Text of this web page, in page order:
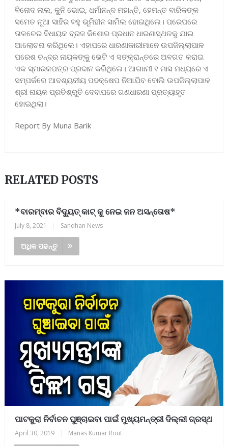
ବିନୋଦ ଲାଲ, କୁନି ଭୋଇ, ଧର୍ମାନନ୍ଦ ମହାନ୍ତି, ହେମନ୍ତ ବାରିକଙ୍କ
ସମେତ ନୂଆ ସାହିର ବହୁ ଭୂମିହୀନ ସାମିଲ ହୋଇଥିଲେ। ପରେପରେ
ତାଳଚେର ବିଧାୟକ ବ୍ରଜ କିଶୋର ପ୍ରଧାନ ଧାରଣାସ୍ଥଳକୁ ଯାଇ
ଆଲୋଚନା କରିଥିଲେ। ଏହାପରେ ଧାରଣାକାରୀମାନେ ଉପଜିଲ୍ଲାପାଳ
ପରେଶ ଚନ୍ଦ୍ର ନାୟକଙ୍କୁ ଭେଟି ଏ ସଙ୍କ୍ରାନ୍ତରେ ଅବଗତ କରାଇ
ଏକ ସ୍ମାରକପତ୍ର ପ୍ରଦାନ କରିଥିଲେ। ଆଗାାମୀ ୧ ମାସ ମଧ୍ୟରେ ଏ
ସମ୍ପର୍କରେ ଆବଶ୍ୟକୀୟ ପଦକ୍ଷେପ ନିଆଯିବ ବୋଲି ଉପଜିଲ୍ଲାପାଳ
ଶ୍ରୀ ନାୟକ ପ୍ରତିଶ୍ରୁତି ଦେବାପରେ ଗଣଧାରଣା ପ୍ରତ୍ୟାହୃତ
ହୋଇଥିଲା।
Report By Muna Barik
RELATED POSTS
*ବାରମ୍ବାର ବିଦ୍ୟୁତ୍ କାଟ୍ କୁ ନେଇ ଜନ ଅସନ୍ତୋଷ*
July 8, 2021 Sandhan News
ଅଧିକ ପଢନ୍ତୁ
ପାଟକୁରା ନିର୍ବାଚନ ଘୁଞ୍ଚାଇବା ପାଇଁ ମୁଖ୍ୟମନ୍ତ୍ରୀ ଦିଲ୍ଲୀ ଗ୍ରସ୍ଥ
April 30, 2019 Manas Kumar Rout